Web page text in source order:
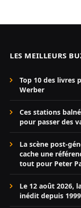
LES MEILLEURS
Top 10 des livres
Werber
Ces stations
pour passer des
La scène post-
cache une
tout pour Peter
Le 12 août 2026,
inédit depuis 1999